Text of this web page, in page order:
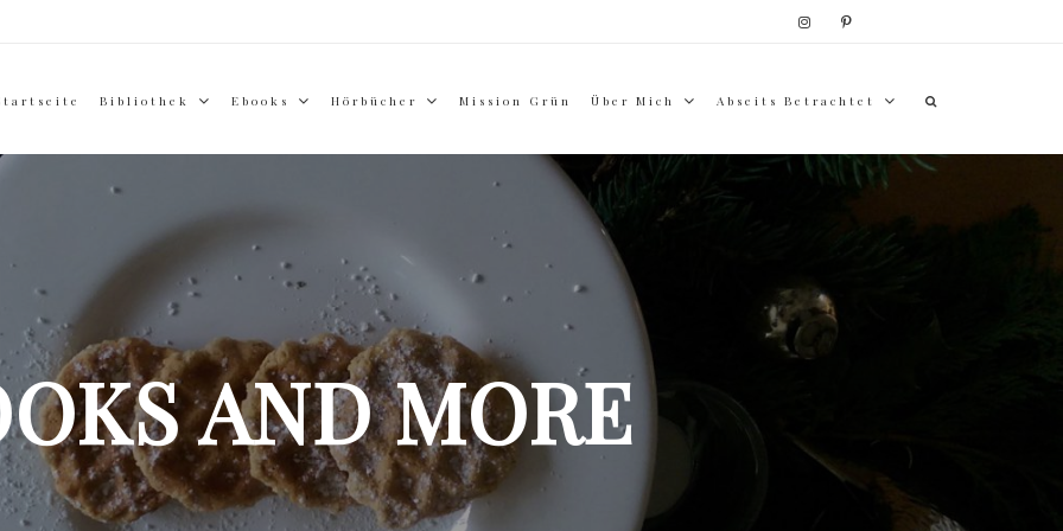
Bibliothek Ebooks Hörbücher Mission Grün Über Mich Abseits Betrachtet
AND MORE